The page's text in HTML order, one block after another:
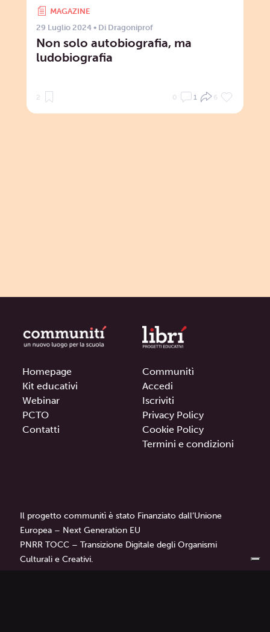
MAGAZINE
29 Luglio 2024 • Di Dragoniprof
Non solo autobiografia, ma
ludobiografia
2 0 1 6
Homepage
Kit educativi
Webinar
PCTO
Contatti
Communitì
Accedi
Iscriviti
Privacy Policy
Cookie Policy
Termini e condizioni
Il progetto communitì è stato Finanziato dall’Unione
Europea – Next Generation EU
PNRR TOCC – Transizione Digitale degli Organismi
Culturali e Creativi.